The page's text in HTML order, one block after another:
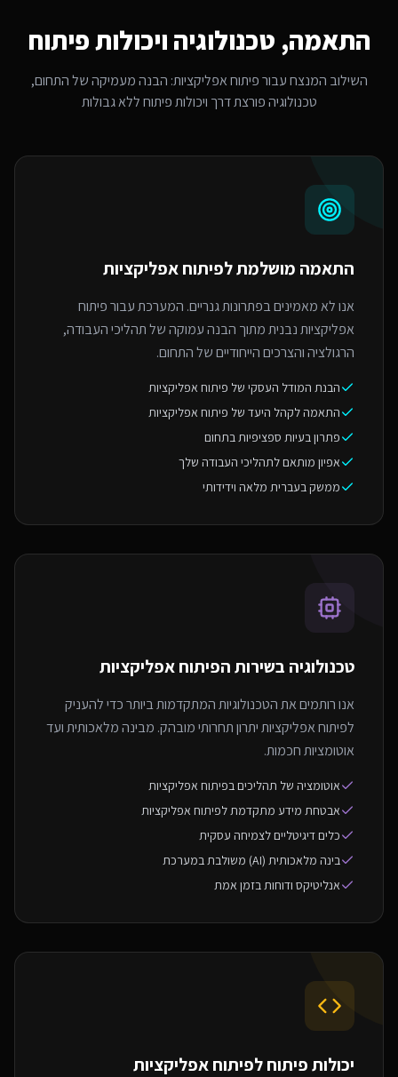
התאמה, טכנולוגיה ויכולות פיתוח
השילוב המנצח עבורפיתוח אפליקציות: הבנה מעמיקה של התחום,
טכנולוגיה פורצת דרך ויכולות פיתוח ללא גבולות
התאמה מושלמת לפיתוח אפליקציות
אנו לא מאמינים בפתרונות גנריים. המערכת עבור פיתוח
אפליקציות נבנית מתוך הבנה עמוקה של תהליכי העבודה,
הרגולציה והצרכים הייחודיים של התחום.
הבנת המודל העסקי של פיתוח אפליקציות
התאמה לקהל היעד של פיתוח אפליקציות
פתרון בעיות ספציפיות בתחום
אפיון מותאם לתהליכי העבודה שלך
ממשק בעברית מלאה וידידותי
טכנולוגיה בשירות הפיתוח אפליקציות
אנו רותמים את הטכנולוגיות המתקדמות ביותר כדי להעניק
לפיתוח אפליקציות יתרון תחרותי מובהק. מבינה מלאכותית ועד
אוטומציות חכמות.
אוטומציה של תהליכים בפיתוח אפליקציות
אבטחת מידע מתקדמת לפיתוח אפליקציות
כלים דיגיטליים לצמיחה עסקית
בינה מלאכותית (AI) משולבת במערכת
אנליטיקס ודוחות בזמן אמת
יכולות פיתוח לפיתוח אפליקציות